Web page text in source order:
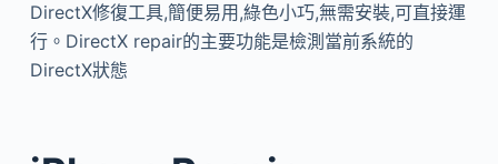
DirectX修復工具,簡便易用,綠色小巧,無需安裝,可直接運
行。DirectX repair的主要功能是檢測當前系統的
DirectX狀態